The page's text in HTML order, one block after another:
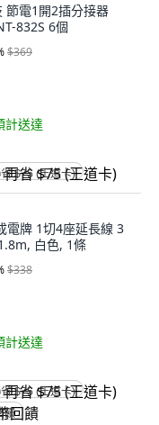
節電1開2插分接器
832S 6個
$369
計送達
$75 (王道卡)
電牌 1切4座延長線 3
白色, 1條
$338
計送達
$75 (王道卡)
饋